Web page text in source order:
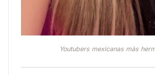
Youtubers mexicanas más